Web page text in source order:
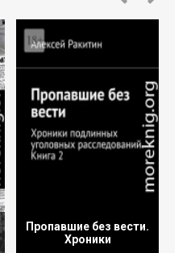
Пропавшие без вести.
Хроники